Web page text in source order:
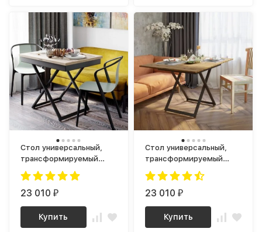
Стол универсальный,
трансформируемый
Генри Дуб галифакс /
Черный
23 010₽
Купить
Стол универсальный,
трансформируемый
Генри Дуб шерман /
Черный
23 010₽
Купить